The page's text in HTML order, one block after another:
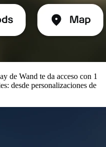
de Wand te da acceso con 1
desde personalizaciones de